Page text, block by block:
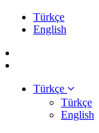
Türkçe
English
Türkçe
Türkçe
English